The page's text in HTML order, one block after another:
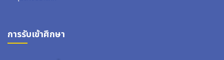
การรับเข้าศึกษา